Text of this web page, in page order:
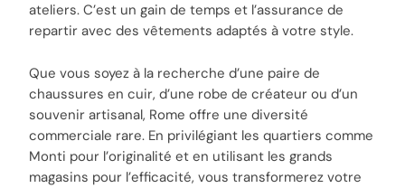
ateliers. C’est un gain de temps et l’assurance de
repartir avec des vêtements adaptés à votre style.
Que vous soyez à la recherche d’une paire de
chaussures en cuir, d’une robe de créateur ou d’un
souvenir artisanal, Rome offre une diversité
commerciale rare. En privilégiant les quartiers comme
Monti pour l’originalité et en utilisant les grands
magasins pour l’efficacité, vous transformerez votre